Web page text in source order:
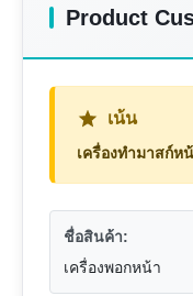
Product
เน้น
เครื่องทำมาสก์ห
ชื่อสินค้า:
เครื่องพอกหน้า